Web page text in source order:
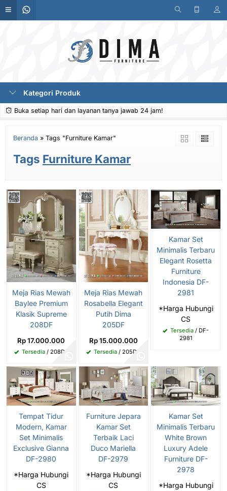
Kategori Produk
Buka setiap hari dan layanan tanya jawab 24 jam!
Beranda » Tags "Furniture Kamar"
Tags Furniture Kamar
Meja Rias Mewah
Baylee Premium
Klasik Supreme
208DF
Rp 17.000.000
Tersedia/ 208DF
Meja Rias Mewah
Rosabella Elegant
Putih Dima
205DF
Rp 15.000.000
Tersedia / 205DF
Kamar Set
Minimalis Terbaru
Elegant Rosetta
Furniture
Indonesia DF-
2981
*Harga Hubungi
CS
Tersedia / DF-
2981
Tempat Tidur
Modern, Kamar
Set Minimalis
Exclusive Gianna
DF-2980
*Harga Hubungi
CS
Furniture Jepara
Kamar Set
Terbaik Laci
Duco Mariella
DF-2979
*Harga Hubungi
CS
Kamar Set
Minimalis Terbaru
White Brown
Luxury Adele
Furniture DF-
2978
*Harga Hubungi